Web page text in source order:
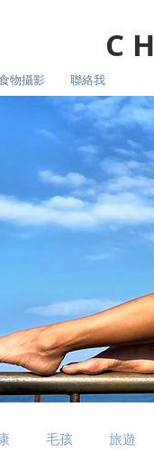
毛孩 旅遊
物攝影 聯絡我